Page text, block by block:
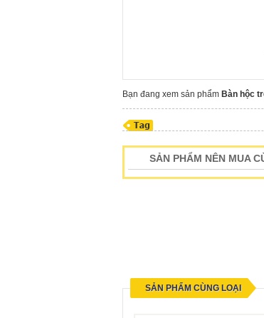
Bạn đang xem sản phẩm Bàn hộc
SẢN PHẨM NÊN MUA
SẢN PHẨM CÙNG LOẠI